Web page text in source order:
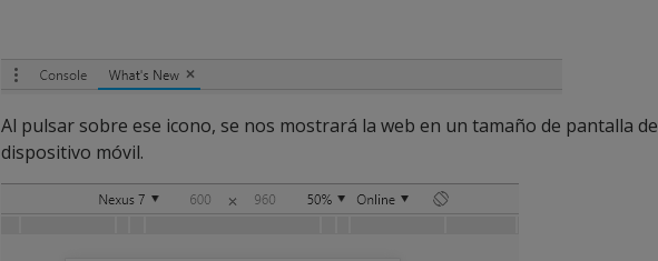
Al pulsar sobre ese icono, se nos mostrará la web en un tamaño de pantalla de
dispositivo móvil.